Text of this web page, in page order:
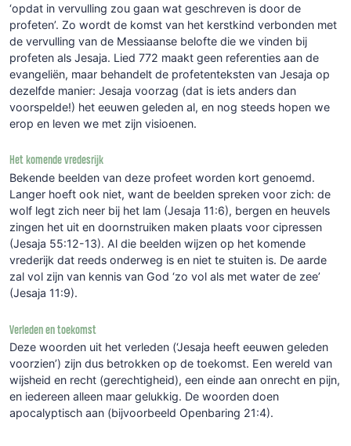
‘opdat in vervulling zou gaan wat geschreven is door de
profeten’. Zo wordt de komst van het kerstkind verbonden met
de vervulling van de Messiaanse belofte die we vinden bij
profeten als Jesaja. Lied 772 maakt geen referenties aan de
evangeliën, maar behandelt de profetenteksten van Jesaja op
dezelfde manier: Jesaja voorzag (dat is iets anders dan
voorspelde!) het eeuwen geleden al, en nog steeds hopen we
erop en leven we met zijn visioenen.
Het komende vredesrijk
Bekende beelden van deze profeet worden kort genoemd.
Langer hoeft ook niet, want de beelden spreken voor zich: de
wolf legt zich neer bij het lam (Jesaja 11:6), bergen en heuvels
zingen het uit en doornstruiken maken plaats voor cipressen
(Jesaja 55:12-13). Al die beelden wijzen op het komende
vrederijk dat reeds onderweg is en niet te stuiten is. De aarde
zal vol zijn van kennis van God ‘zo vol als met water de zee’
(Jesaja 11:9).
Verleden en toekomst
Deze woorden uit het verleden (‘Jesaja heeft eeuwen geleden
voorzien’) zijn dus betrokken op de toekomst. Een wereld van
wijsheid en recht (gerechtigheid), een einde aan onrecht en pijn,
en iedereen alleen maar gelukkig. De woorden doen
apocalyptisch aan (bijvoorbeeld Openbaring 21:4).